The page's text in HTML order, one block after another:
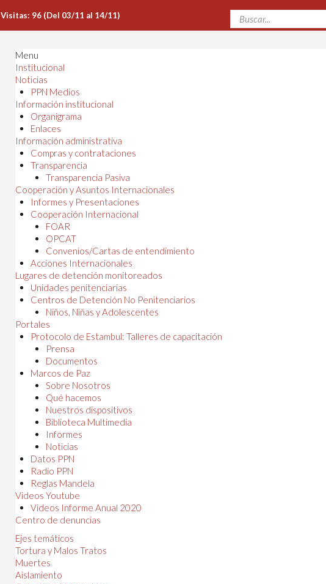
Visitas: 96 (Del 03/11 al 14/11)
Menu
Institucional
Noticias
PPN Medios
Información institucional
Organigrama
Enlaces
Información administrativa
Compras y contrataciones
Transparencia
Transparencia Pasiva
Cooperación y Asuntos Internacionales
Informes y Presentaciones
Cooperación Internacional
FOAR
OPCAT
Convenios/Cartas de entendimiento
Acciones Internacionales
Lugares de detención monitoreados
Unidades penitenciarias
Centros de Detención No Penitenciarios
Niños, Niñas y Adolescentes
Portales
Protocolo de Estambul: Talleres de capacitación
Prensa
Documentos
Marcos de Paz
Sobre Nosotros
Qué hacemos
Nuestros dispositivos
Biblioteca Multimedia
Informes
Noticias
Datos PPN
Radio PPN
Reglas Mandela
Videos Youtube
Videos Informe Anual 2020
Centro de denuncias
Ejes temáticos
Tortura y Malos Tratos
Muertes
Aislamiento